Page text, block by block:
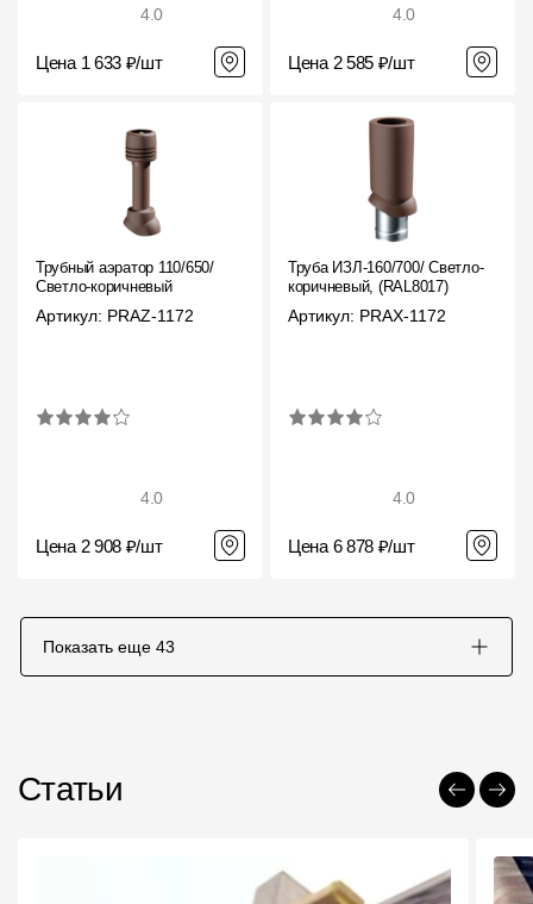
4.0
Цена 1 633 ₽/шт
4.0
Цена 2 585 ₽/шт
Трубный аэратор 110/650/
Светло-коричневый
Артикул: PRAZ-1172
4.0
Цена 2 908 ₽/шт
Труба ИЗЛ-160/700/ Светло-
коричневый, (RAL8017)
Артикул: PRAX-1172
4.0
Цена 6 878 ₽/шт
Показать еще 43
Статьи